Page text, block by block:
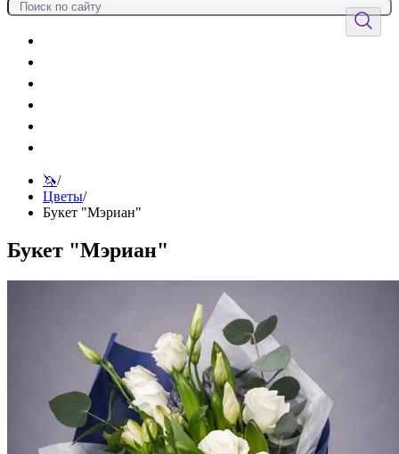
🦄/
Цветы/
Букет "Мэриан"
Букет "Мэриан"